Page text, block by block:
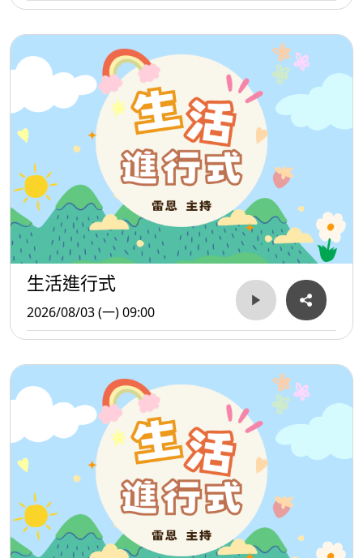
生活進行式
2026/08/03 (一) 09:00